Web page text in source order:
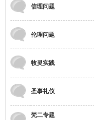
信理问题
伦理问题
牧灵实践
圣事礼仪
梵二专题